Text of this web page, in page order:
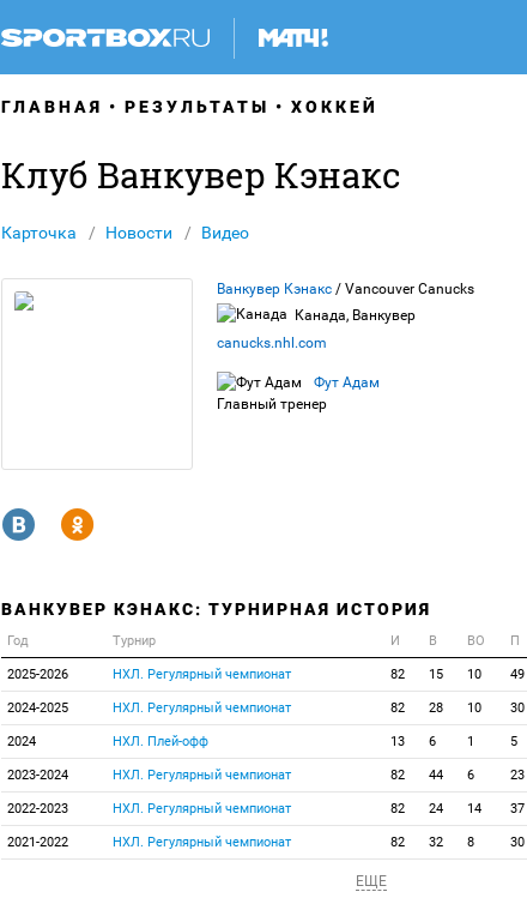
ГЛАВНАЯ РЕЗУЛЬТАТЫ ХОККЕЙ
Клуб Ванкувер Кэнакс
Карточка Новости Видео
Ванкувер Кэнакс / Vancouver Canucks
Канада, Ванкувер
canucks.nhl.com
Фут Адам
Главный тренер
R Y
ВАНКУВЕР КЭНАКС: ТУРНИРНАЯ ИСТОРИЯ
Год Турнир И В ВО П
2025-2026 НХЛ. Регулярный чемпионат 82 15 10 49
2024-2025 НХЛ. Регулярный чемпионат 82 28 10 30
2024 НХЛ. Плей-офф 13 6 1 5
2023-2024 НХЛ. Регулярный чемпионат 82 44 6 23
2022-2023 НХЛ. Регулярный чемпионат 82 24 14 37
2021-2022 НХЛ. Регулярный чемпионат 82 32 8 30
ЕЩЕ